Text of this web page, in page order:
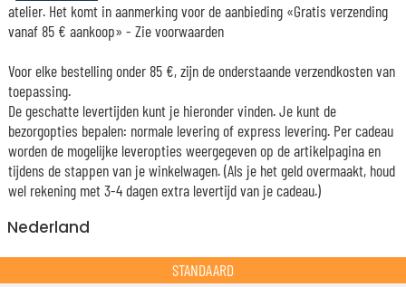
atelier. Het komt in aanmerking voor de aanbieding «Gratis verzending
vanaf 85 € aankoop» - Zie voorwaarden
Voor elke bestelling onder 85 €, zijn de onderstaande verzendkosten van
toepassing.
De geschatte levertijden kunt je hieronder vinden. Je kunt de
bezorgopties bepalen: normale levering of express levering. Per cadeau
worden de mogelijke leveropties weergegeven op de artikelpagina en
tijdens de stappen van je winkelwagen. (Als je het geld overmaakt, houd
wel rekening met 3-4 dagen extra levertijd van je cadeau.)
Nederland
STANDAARD